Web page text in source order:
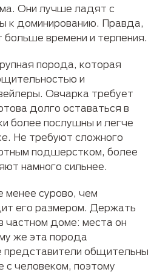
Они лучше ладят с
к доминированию. Правда,
больше времени и терпения.
порода, которая
и
Овчарка требует
долго оставаться в
более послушны и легче
Не требуют сложного
подшерстком, более
намного сильнее.
менее сурово, чем
его размером. Держать
частном доме: места он
же эта порода
общительны
с человеком, поэтому